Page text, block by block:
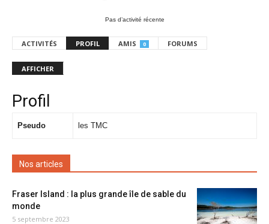
Pas d’activité récente
ACTIVITÉS PROFIL AMIS 0 FORUMS
AFFICHER
Profil
Pseudo les TMC
Nos articles
Fraser Island : la plus grande île de sable du
monde
5 septembre 2023